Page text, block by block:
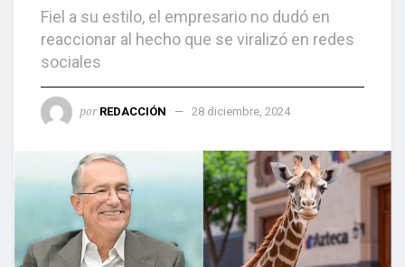
Fiel a su estilo, el empresario no dudó en
reaccionar al hecho que se viralizó en redes
sociales
por REDACCIÓN 28 diciembre, 2024